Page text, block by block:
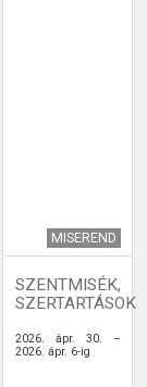
MISEREND
SZENTMISÉK,
SZERTARTÁSOK
2026. ápr. 30. –
2026. ápr. 6-ig